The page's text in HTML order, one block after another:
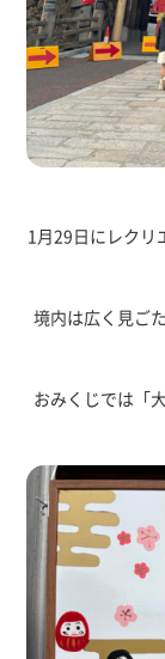
1月29日にレクリ
境内は広く見ご
おみくじでは「